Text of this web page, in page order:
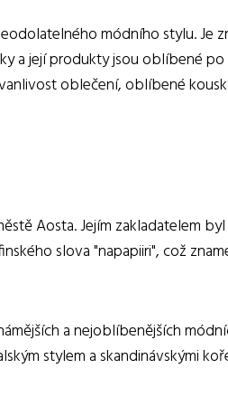
módního stylu. Je
a její produkty jsou oblíbené
oblečení, oblíbené
Aosta. Jejím zakladatelem
slova "napapiiri", což
a nejoblíbenějších
stylem a skandinávskými